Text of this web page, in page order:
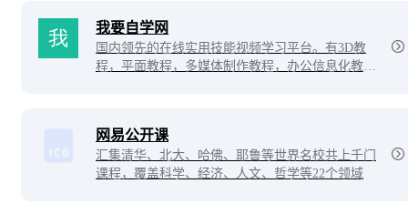
我要自学网
国内领先的在线实用技能视频学习平台。有3D教
程，平面教程，多媒体制作教程，办公信息化教
网易公开课
汇集清华、北大、哈佛、耶鲁等世界名校共上千门
课程，覆盖科学、经济、人文、哲学等22个领域